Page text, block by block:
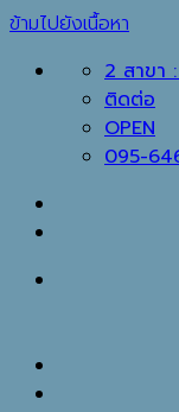
ข้ามไปยังเนื้อหา
2 สาขา
ติดต่อ
OPEN
095-